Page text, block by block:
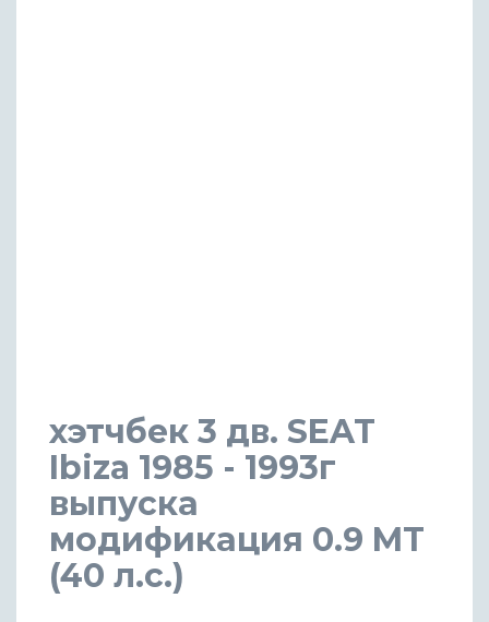
хэтчбек 3 дв. SEAT
Ibiza 1985 - 1993г
выпуска
модификация 0.9 MT
(40 л.с.)